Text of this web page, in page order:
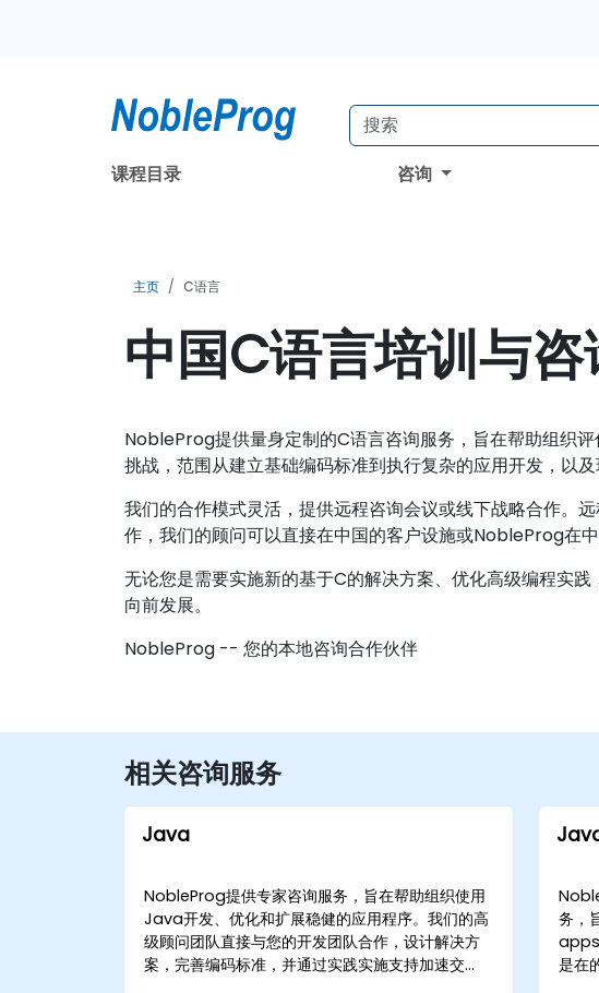
课程目录 咨询
主页 C语言
中国C语言培训与咨
NobleProg提供量身定制的C语言咨询服务，旨在帮助组织
挑战，范围从建立基础编码标准到执行复杂的应用开发，以及
我们的合作模式灵活，提供远程咨询会议或线下战略合作。
作，我们的顾问可以直接在中国的客户设施或NobleProg在中
无论您是需要实施新的基于C的解决方案、优化高级编程实
向前发展。
NobleProg -- 您的本地咨询合作伙伴
相关咨询服务
Java
NobleProg提供专家咨询服务，旨在帮助组织使用
Java开发、优化和扩展稳健的应用程序。我们的高
级顾问团队直接与您的开发团队合作，设计解决方
案，完善编码标准，并通过实践实施支持加速交
务，
apps
是在